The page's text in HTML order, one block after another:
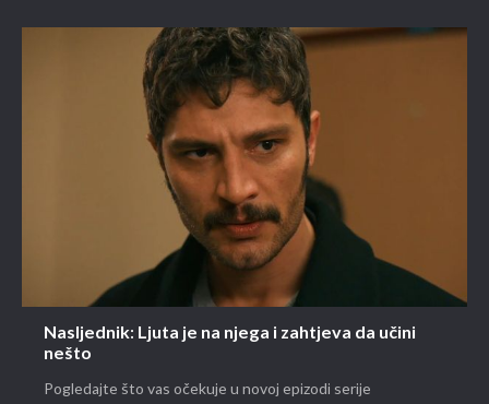
Nasljednik: Ljuta je na njega i zahtjeva da učini
nešto
Pogledajte što vas očekuje u novoj epizodi serije